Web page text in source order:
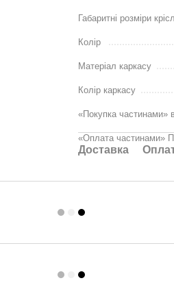
Габаритні розміри
Колір
Матеріал каркасу
Колір каркасу
«Покупка частинами»
«Оплата частинами»
Доставка